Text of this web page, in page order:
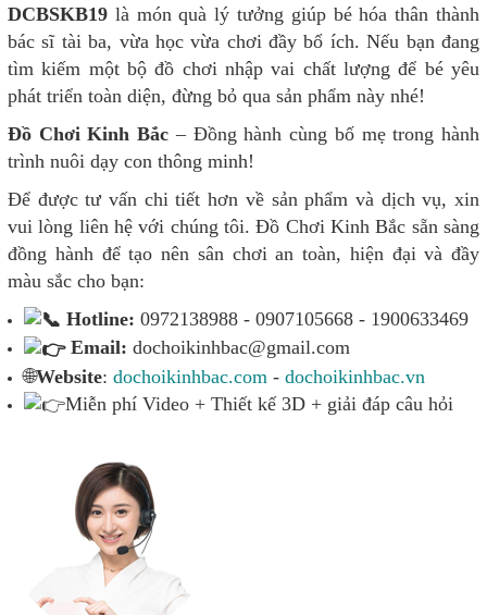
DCBSKB19 là món quà lý tưởng giúp bé hóa thân thành
bác sĩ tài ba, vừa học vừa chơi đầy bổ ích. Nếu bạn đang
tìm kiếm một bộ đồ chơi nhập vai chất lượng để bé yêu
phát triển toàn diện, đừng bỏ qua sản phẩm này nhé!
Đồ Chơi Kinh Bắc – Đồng hành cùng bố mẹ trong hành
trình nuôi dạy con thông minh!
Để được tư vấn chi tiết hơn về sản phẩm và dịch vụ, xin
vui lòng liên hệ với chúng tôi. Đồ Chơi Kinh Bắc sẵn sàng
đồng hành để tạo nên sân chơi an toàn, hiện đại và đầy
màu sắc cho bạn:
Hotline: 0972138988 - 0907105668 - 1900633469
Email: dochoikinhbac@gmail.com
🌐Website: dochoikinhbac.com - dochoikinhbac.vn
Miễn phí Video + Thiết kế 3D + giải đáp câu hỏi